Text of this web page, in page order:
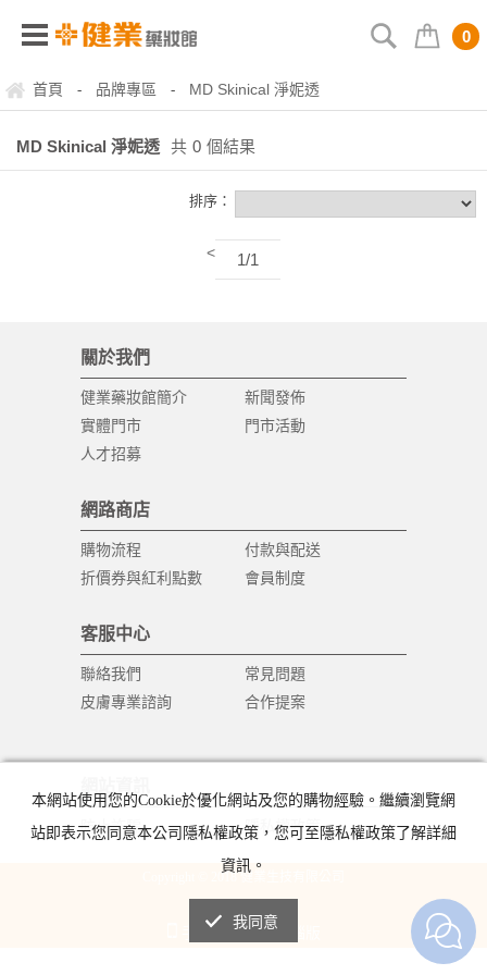
0
首頁 - 品牌專區 - MD Skinical 淨妮透
MD Skinical 淨妮透 共 0 個結果
排序：
< 1/1
關於我們
健業藥妝館簡介
新聞發佈
實體門市
門市活動
人才招募
網路商店
購物流程
付款與配送
折價券與紅利點數
會員制度
客服中心
聯絡我們
皮膚專業諮詢
常見問題
合作提案
防止詐騙 隱私權政策
Copyright © 2018 健業生技有限公司
手機版 | 電腦版
本網站使用您的Cookie於優化網站及您的購物經驗。繼續瀏覽網
站即表示您同意本公司隱私權政策，您可至隱私權政策了解詳細
資訊。
我同意